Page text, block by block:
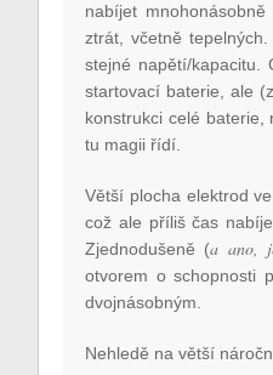
nabíjet
ztrát, včetně
stejné napětí/
startovací baterie, ale
konstrukci celé baterie,
tu magii řídí.
Větší plocha elektrod
což ale příliš čas
Zjednodušeně (a ano,
otvorem o schopnosti
dvojnásobným.
Nehledě na větší